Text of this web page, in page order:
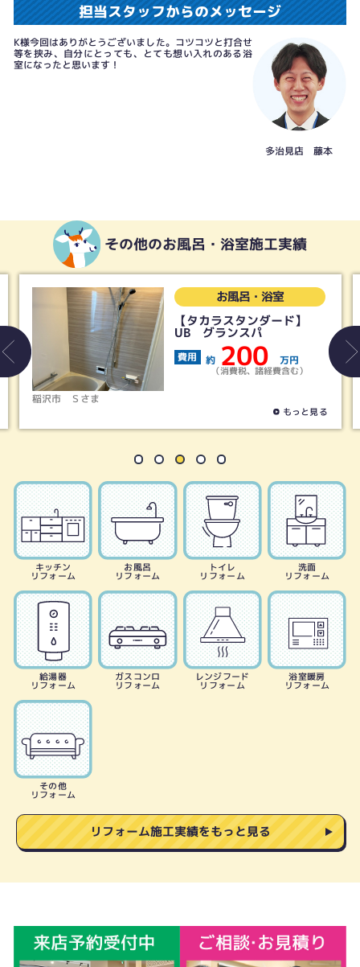
担当スタッフからのメッセージ
K様今回はありがとうございました。コツコツと打合せ
等を挟み、自分にとっても、とても想い入れのある浴
室になったと思います！
多治見店 藤本
その他のお風呂・浴室施工実績
稲沢市 Ｓさま
お風呂・浴室
【タカラスタンダード】
UB グランスパ
費用 約 200 万円
（消費税、諸経費含む）
もっと見る
キッチン
リフォーム
お風呂
リフォーム
トイレ
リフォーム
洗面
リフォーム
給湯器
リフォーム
ガスコンロ
リフォーム
レンジフード
リフォーム
浴室暖房
リフォーム
その他
リフォーム
リフォーム施工実績をもっと見る